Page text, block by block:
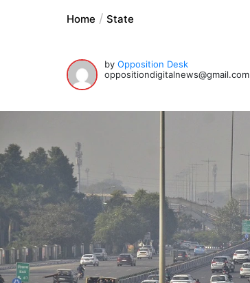
Home State
by Opposition Desk
oppositiondigitalnews@gmail.com